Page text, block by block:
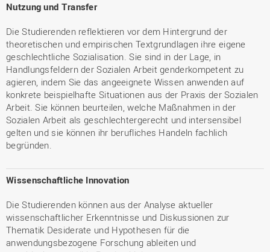
Nutzung und Transfer
Die Studierenden reflektieren vor dem Hintergrund der
theoretischen und empirischen Textgrundlagen ihre eigene
geschlechtliche Sozialisation. Sie sind in der Lage, in
Handlungsfeldern der Sozialen Arbeit genderkompetent zu
agieren, indem Sie das angeeignete Wissen anwenden auf
konkrete beispielhafte Situationen aus der Praxis der Sozialen
Arbeit. Sie können beurteilen, welche Maßnahmen in der
Sozialen Arbeit als geschlechtergerecht und intersensibel
gelten und sie können ihr berufliches Handeln fachlich
begründen.
Wissenschaftliche Innovation
Die Studierenden können aus der Analyse aktueller
wissenschaftlicher Erkenntnisse und Diskussionen zur
Thematik Desiderate und Hypothesen für die
anwendungsbezogene Forschung ableiten und